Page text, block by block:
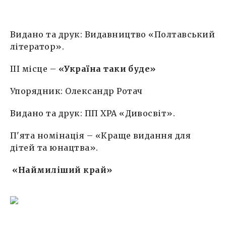
Видано та друк: Видавництво «Полтавський
літератор».
IІI місце – «Україна таки буде»
Упорядник: Олександр Ротач
Видано та друк: ПП ХРА «Дивосвіт».
П'ята номінація – «Краще видання для
дітей та юнацтва».
«Наймиліший край»